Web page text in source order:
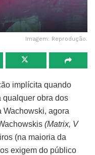
Imagem: Reprodução.
implícita quando
qualquer obra dos
Wachowski, agora
(Matrix, V
(na maioria da
exigem do público